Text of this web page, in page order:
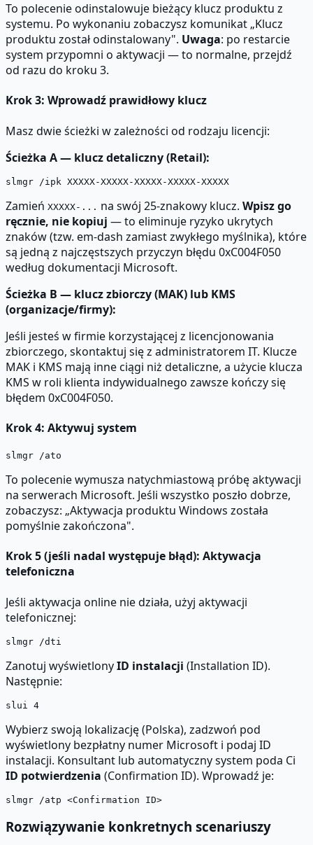
To polecenie odinstalowuje bieżący klucz produktu z
systemu. Po wykonaniu zobaczysz komunikat „Klucz
produktu został odinstalowany". Uwaga: po restarcie
system przypomni o aktywacji — to normalne, przejdź
od razu do kroku 3.
Krok 3: Wprowadź prawidłowy klucz
Masz dwie ścieżki w zależności od rodzaju licencji:
Ścieżka A — klucz detaliczny (Retail):
Zamień XXXXX-... na swój 25-znakowy klucz. Wpisz go
ręcznie, nie kopiuj — to eliminuje ryzyko ukrytych
znaków (tzw. em-dash zamiast zwykłego myślnika), które
są jedną z najczęstszych przyczyn błędu 0xC004F050
według dokumentacji Microsoft.
Ścieżka B — klucz zbiorczy (MAK) lub KMS
(organizacje/firmy):
Jeśli jesteś w firmie korzystającej z licencjonowania
zbiorczego, skontaktuj się z administratorem IT. Klucze
MAK i KMS mają inne ciągi niż detaliczne, a użycie klucza
KMS w roli klienta indywidualnego zawsze kończy się
błędem 0xC004F050.
Krok 4: Aktywuj system
To polecenie wymusza natychmiastową próbę aktywacji
na serwerach Microsoft. Jeśli wszystko poszło dobrze,
zobaczysz: „Aktywacja produktu Windows została
pomyślnie zakończona".
Krok 5 (jeśli nadal występuje błąd): Aktywacja
telefoniczna
Jeśli aktywacja online nie działa, użyj aktywacji
telefonicznej:
Zanotuj wyświetlonyID instalacji (Installation ID).
Następnie:
Wybierz swoją lokalizację (Polska), zadzwoń pod
wyświetlony bezpłatny numer Microsoft i podaj ID
instalacji. Konsultant lub automatyczny system poda Ci
ID potwierdzenia (Confirmation ID). Wprowadź je:
Rozwiązywanie konkretnych scenariuszy